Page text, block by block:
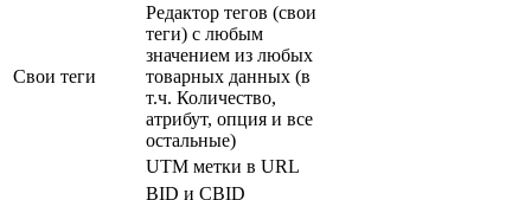
Свои теги
Редактор тегов (свои
теги) с любым
значением из любых
товарных данных (в
т.ч. Количество,
атрибут, опция и все
остальные)
UTM метки в URL
BID и CBID